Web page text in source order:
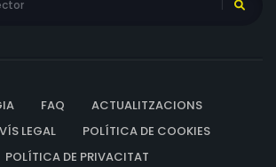
FAQ
ACTUALITZACIONS
LEGAL
POLÍTICA DE COOKIES
POLÍTICA DE PRIVACITAT